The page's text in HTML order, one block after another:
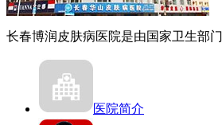
长春博润皮肤病医院是由国家卫生部
医院简介